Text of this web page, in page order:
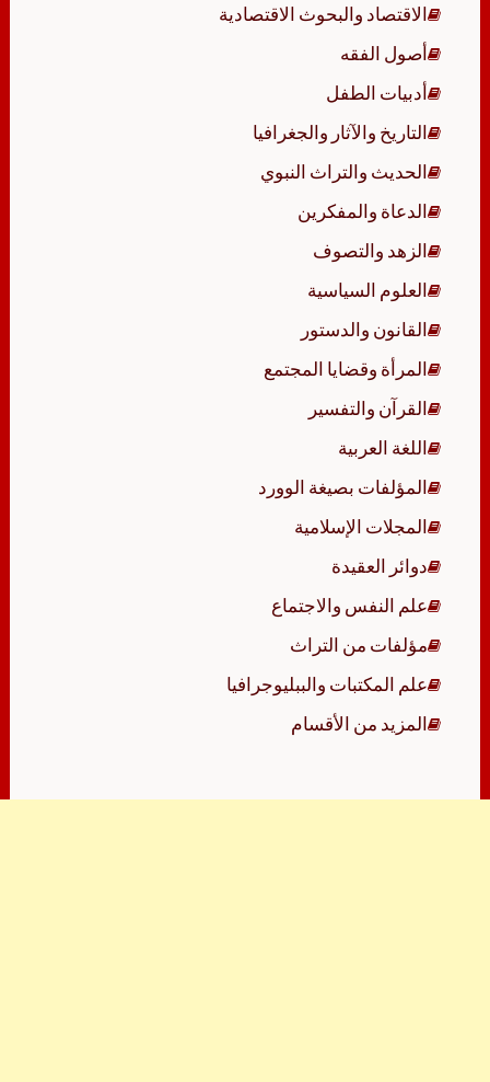
الاقتصاد والبحوث الاقتصادية
أصول الفقه
أدبيات الطفل
التاريخ والآثار والجغرافيا
الحديث والتراث النبوي
الدعاة والمفكرين
الزهد والتصوف
العلوم السياسية
القانون والدستور
المرأة وقضايا المجتمع
القرآن والتفسير
اللغة العربية
المؤلفات بصيغة الوورد
المجلات الإسلامية
دوائر العقيدة
علم النفس والاجتماع
مؤلفات من التراث
علم المكتبات والببليوجرافيا
المزيد من الأقسام